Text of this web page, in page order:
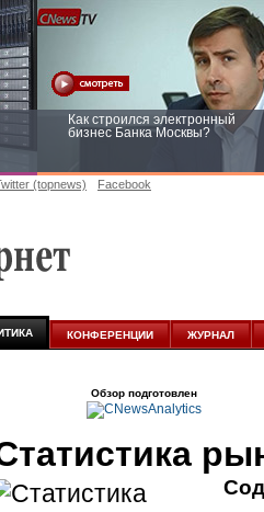
Как строился электронный
бизнес Банка Москвы?
(topnews) Facebook
КОНФЕРЕНЦИИ ЖУРНАЛ
Обзор подготовлен